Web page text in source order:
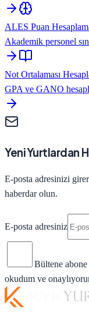
ALES Puan
Akademik personel
Not Ortalaması
GPA ve GANO
Yeni Yurtlardan
E-posta adresinizi
haberdar olun.
E-posta adresiniz
Bültene
okudum ve